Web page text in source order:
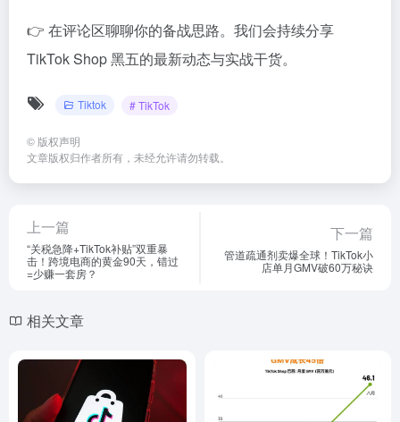
👉 在评论区聊聊你的备战思路。我们会持续分享
TikTok Shop 黑五的最新动态与实战干货。
Tiktok # TikTok
© 版权声明
文章版权归作者所有，未经允许请勿转载。
上一篇
“关税急降+TikTok补贴”双重暴
击！跨境电商的黄金90天，错过
=少赚一套房？
下一篇
管道疏通剂卖爆全球！TikTok小
店单月GMV破60万秘诀
相关文章